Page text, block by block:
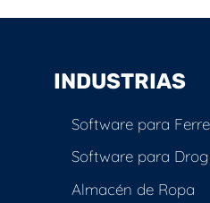
INDUSTRIAS
Software para
Software para
Almacén de Ropa